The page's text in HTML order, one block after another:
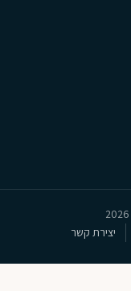
יצירת קשר